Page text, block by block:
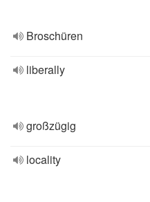
Broschüren
liberally
großzügig
locality